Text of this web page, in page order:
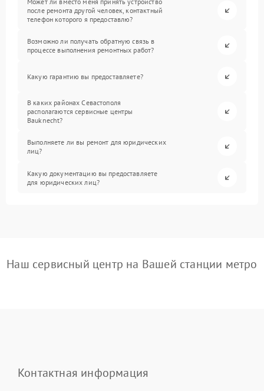
после ремонта другой человек, контактный
телефон которого я предоставлю?
Возможно ли получать обратную связь в
процессе выполнения ремонтных работ?
Какую гарантию вы предоставляете?
В каких районах Севастополя
располагаются сервисные центры
Bauknecht?
Выполняете ли вы ремонт для юридических
лиц?
Какую документацию вы предоставляете
для юридических лиц?
Наш сервисный центр на Вашей станции метро
Контактная информация